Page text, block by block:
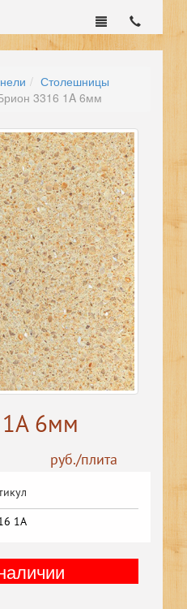
Столешницы
3316 1A 6мм
6мм
руб./плита
1A